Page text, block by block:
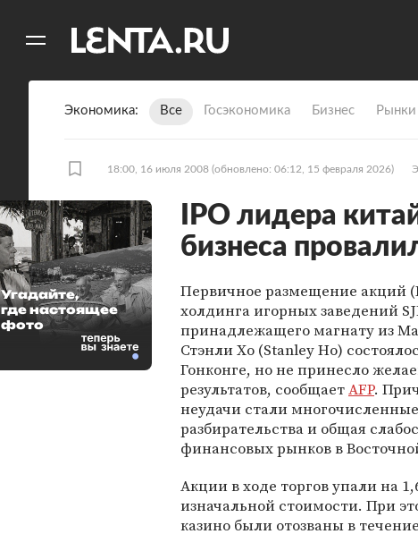
Экономика Все Госэкономика Бизнес Рынки
18:00, 16 июля 2008 (обновлено: 06:12, 15 февраля 2026)
IPO лидера
бизнеса
Первичное размещение акций
холдинга игорных заведений
принадлежащего магнату из
Стэнли Хо (Stanley Ho)
Гонконге, но не принесло
результатов, сообщаетAFP.
неудачи стали
разбирательства и общая
финансовых рынков в
Акции в ходе торгов упали на
изначальной стоимости. При
казино были отозваны в
Угадайте,
где настоящее
фото